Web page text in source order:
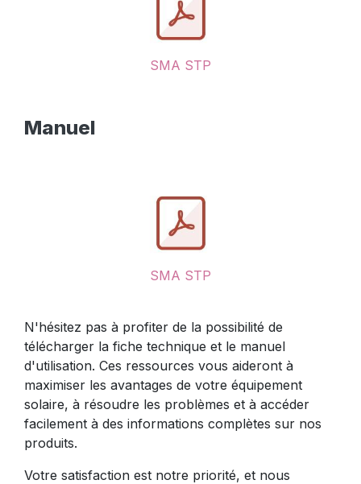
SMA STP
Manuel
SMA STP
N'hésitez pas à profiter de la possibilité de
télécharger la fiche technique et le manuel
d'utilisation. Ces ressources vous aideront à
maximiser les avantages de votre équipement
solaire, à résoudre les problèmes et à accéder
facilement à des informations complètes sur nos
produits.
Votre satisfaction est notre priorité, et nous